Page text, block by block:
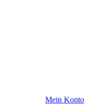
Mein Konto